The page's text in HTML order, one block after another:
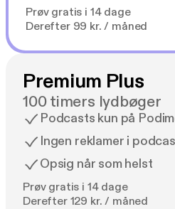
Prøv gratis i 14 dage
Derefter 99 kr. / måned
Premium Plus
100 timers lydbøger
Podcasts kun på
Ingen reklamer i
Opsig når som helst
Prøv gratis i 14 dage
Derefter 129 kr. / måned